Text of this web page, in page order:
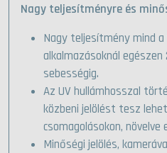
Nagy teljesítményre és
Nagy teljesítmény mind
alkalmazásoknál
sebességig.
Az UV hullámhosszal
közbeni jelölést tesz
csomagolásokon,
Minőségi jelölés,